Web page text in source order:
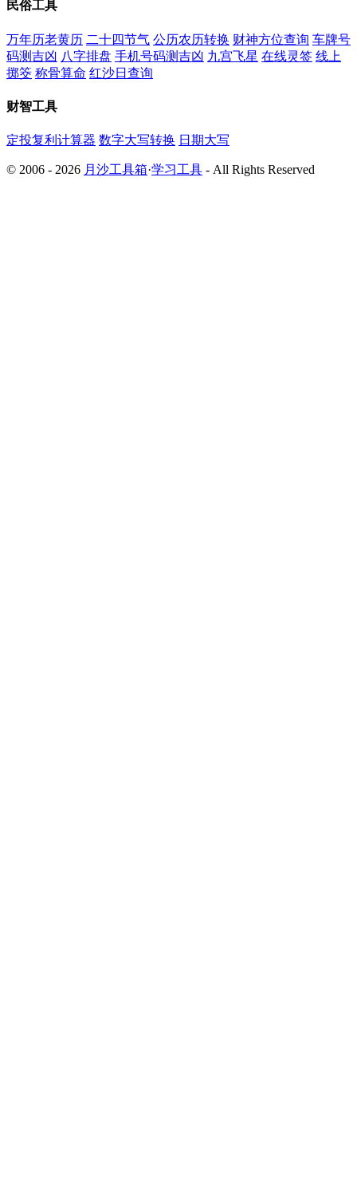
民俗工具
万年历老黄历 二十四节气 公历农历转换 财神方位查询 车牌号
码测吉凶 八字排盘 手机号码测吉凶 九宫飞星 在线灵签 线上
掷筊 称骨算命 红沙日查询
财智工具
定投复利计算器 数字大写转换 日期大写
© 2006 - 2026 月沙工具箱·学习工具 - All Rights Reserved